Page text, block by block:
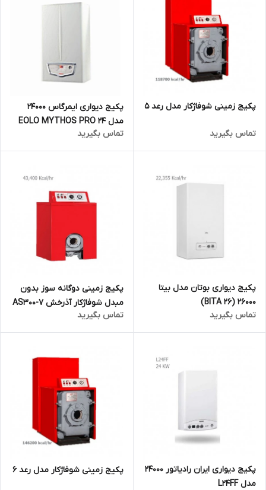
پکیج زمینی شوفاژکار مدل رعد 5
تماس بگیرید
پکیج دیواری ایمرگاس 24000
مدل EOLO MYTHOS PRO 24
تماس بگیرید
پکیج دیواری بوتان مدل بیتا
26000 (BITA 26)
تماس بگیرید
پکیج زمینی دوگانه سوز بدون
مبدل شوفاژکار آذرخش AS300-7
تماس بگیرید
پکیج دیواری ایران رادیاتور 24000
مدل L24FF
پکیج زمینی شوفاژکار مدل رعد 6